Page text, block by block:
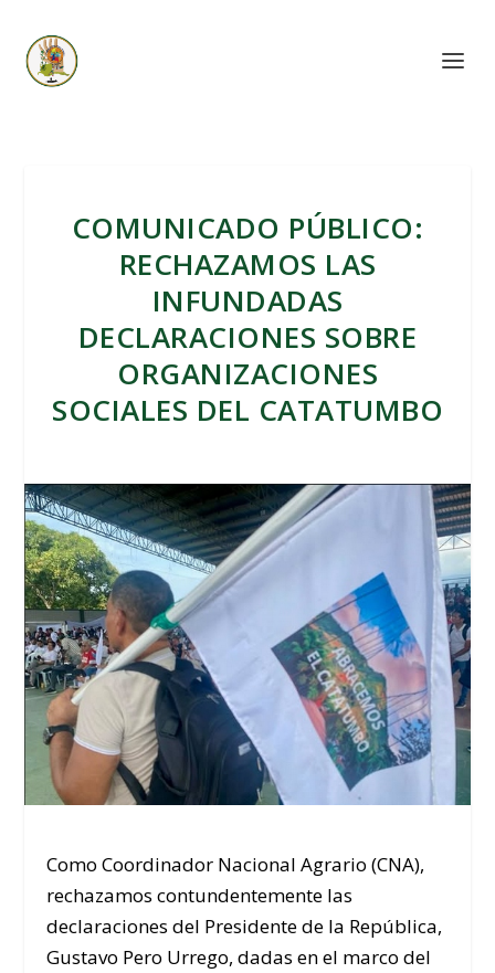
COMUNICADO PÚBLICO:
RECHAZAMOS LAS
INFUNDADAS
DECLARACIONES SOBRE
ORGANIZACIONES
SOCIALES DEL CATATUMBO
Como Coordinador Nacional Agrario (CNA),
rechazamos contundentemente las
declaraciones del Presidente de la República,
Gustavo Pero Urrego, dadas en el marco del